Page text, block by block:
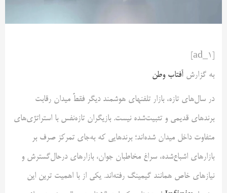
به گزارش آفتاب وطن
در سال‌های تازه، بازار تلفنهای هوشمند دیگر فقطً میدان رقابت
برندهای قدیمی و تثبیت‌شده نیست. بازیگران تازه‌نفس با استراتژی‌های
متفاوت داخل میدان شده‌اند؛ برندهایی که به‌جای تمرکز صرف بر
بازارهای اشباع‌شده، سراغ مخاطبان جوان، بازارهای درحال‌گسترش و
نیازهای خاص همانند گیمینگ رفته‌اند. یکی از با اهمیت ترین این